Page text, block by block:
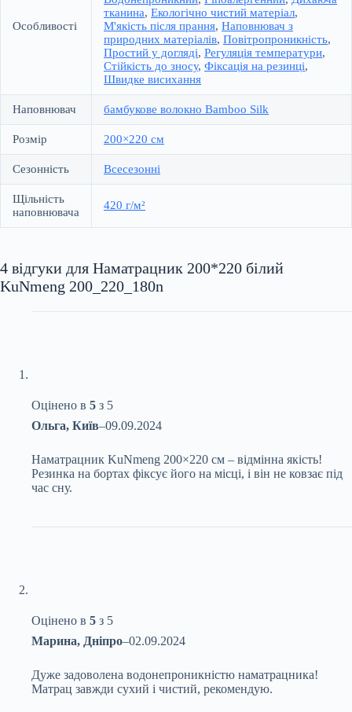
Особливості
тканина, Екологічно чистий матеріал,
М'якість після прання, Наповнювач з
природних матеріалів, Повітропроникність,
Простий у догляді, Регуляція температури,
Стійкість до зносу, Фіксація на резинці,
Швидке висихання
Наповнювач бамбукове волокно Bamboo Silk
Розмір 200×220 см
Сезонність Всесезонні
Щільність
наповнювача
420 г/м²
4 відгуки для Наматрацник 200*220 білий
KuNmeng 200_220_180n
Оцінено в 5 з 5
Ольга, Київ–09.09.2024
Наматрацник KuNmeng 200×220 см – відмінна якість!
Резинка на бортах фіксує його на місці, і він не ковзає під
час сну.
Оцінено в 5 з 5
Марина, Дніпро–02.09.2024
Дуже задоволена водонепроникністю наматрацника!
Матрац завжди сухий і чистий, рекомендую.